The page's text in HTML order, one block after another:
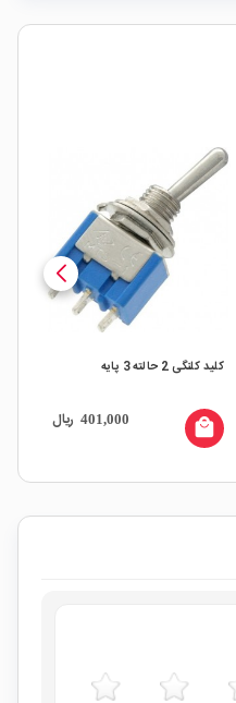
کلید کلنگی 2 حالته 3 پایه
401,000 ریال local_mall